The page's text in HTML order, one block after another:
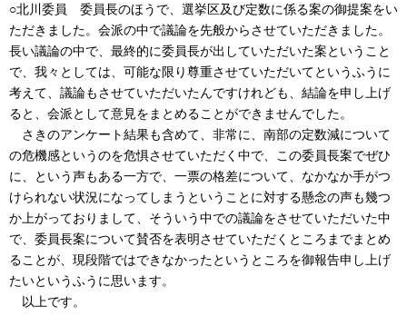
○北川委員 委員長のほうで、選挙区及び定数に係る案の御提案をい
ただきました。会派の中で議論を先般からさせていただきました。
長い議論の中で、最終的に委員長が出していただいた案ということ
で、我々としては、可能な限り尊重させていただいてというふうに
考えて、議論もさせていただいたんですけれども、結論を申し上げ
ると、会派として意見をまとめることができませんでした。
さきのアンケート結果も含めて、非常に、南部の定数減について
の危機感というのを危惧させていただく中で、この委員長案でぜひ
に、という声もある一方で、一票の格差について、なかなか手がつ
けられない状況になってしまうということに対する懸念の声も幾つ
か上がっておりまして、そういう中での議論をさせていただいた中
で、委員長案について賛否を表明させていただくところまでまとめ
ることが、現段階ではできなかったというところを御報告申し上げ
たいというふうに思います。
以上です。